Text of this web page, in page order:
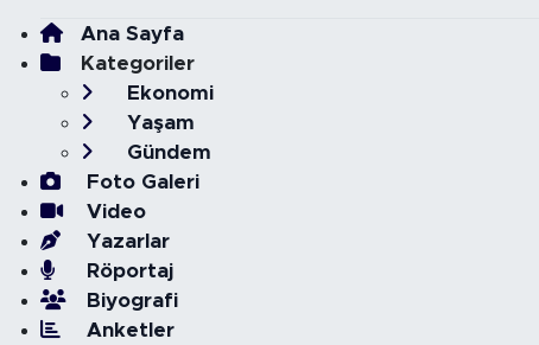
Ana Sayfa
Kategoriler
Ekonomi
Yaşam
Gündem
Foto Galeri
Video
Yazarlar
Röportaj
Biyografi
Anketler